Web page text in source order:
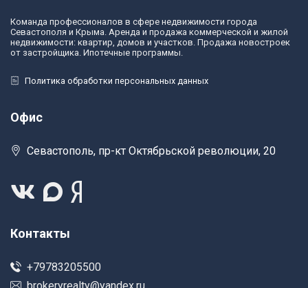
Команда профессионалов в сфере недвижимости города
Севастополя и Крыма. Аренда и продажа коммерческой и жилой
недвижимости: квартир, домов и участков. Продажа новостроек
от застройщика. Ипотечные программы.
Политика обработки персональных данных
Офис
Севастополь, пр-кт Октябрьской революции, 20
Контакты
+79783205500